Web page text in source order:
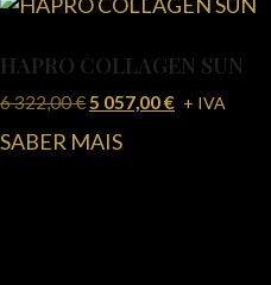
HAPRO COLLAGEN SUN
6 322,00€5 057,00€ + IVA
SABER MAIS